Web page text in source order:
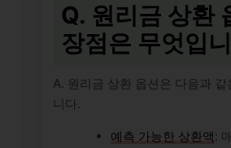
Q. 원리금 상환
장점은 무엇입
A. 원리금 상환 옵션은 다음과 같
니다.
예측 가능한 상환액: